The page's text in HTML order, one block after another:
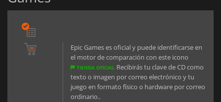
Epic Games es oficial y puede identificarse en
el motor de comparación con este icono
TIENDA OFICIAL Recibirás tu clave de CD como
texto o imagen por correo electrónico y tu
juego en formato físico o hardware por correo
ordinario..